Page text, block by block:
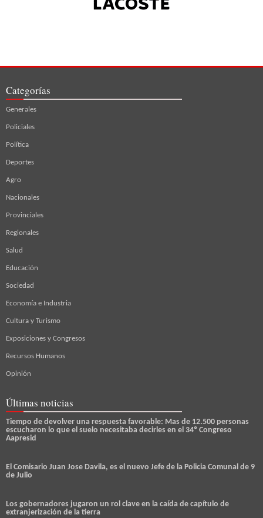
Categorías
Generales
Policiales
Política
Deportes
Agro
Nacionales
Provinciales
Regionales
Salud
Educación
Sociedad
Economía e Industria
Cultura y Turismo
Exposiciones y Congresos
Recursos Humanos
Opinión
Últimas noticias
Tiempo de devolver una respuesta favorable: Mas de 12.500 personas
escucharon lo que el suelo necesitaba decirles en el 34º Congreso
Aapresid
El Comisario Juan Jose Davila, es el nuevo Jefe de la Policia Comunal de 9
de Julio
Los gobernadores jugaron un rol clave en la caída de capítulo de
extranjerización de la tierra